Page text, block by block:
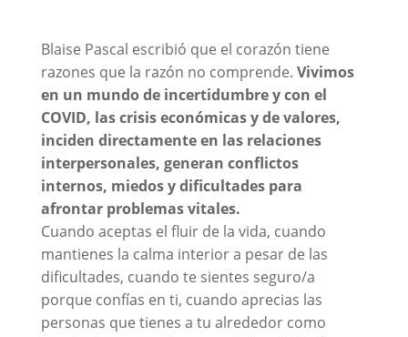
Blaise Pascal escribió que el corazón tiene
razones que la razón no comprende. Vivimos
en un mundo de incertidumbre y con el
COVID, las crisis económicas y de valores,
inciden directamente en las relaciones
interpersonales, generan conflictos
internos, miedos y dificultades para
afrontar problemas vitales.
Cuando aceptas el fluir de la vida, cuando
mantienes la calma interior a pesar de las
dificultades, cuando te sientes seguro/a
porque confías en ti, cuando aprecias las
personas que tienes a tu alrededor como